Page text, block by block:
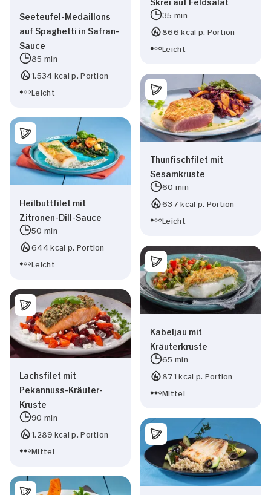
Seeteufel-Medaillons
auf Spaghetti in Safran-
Sauce
85 min
1.534 kcal p. Portion
Leicht
35 min
866 kcal p. Portion
Leicht
Heilbuttfilet mit
Zitronen-Dill-Sauce
50 min
644 kcal p. Portion
Leicht
Thunfischfilet mit
Sesamkruste
60 min
637 kcal p. Portion
Leicht
Lachsfilet mit
Pekannuss-Kräuter-
Kruste
90 min
1.289 kcal p. Portion
Mittel
Kabeljau mit
Kräuterkruste
65 min
871 kcal p. Portion
Mittel